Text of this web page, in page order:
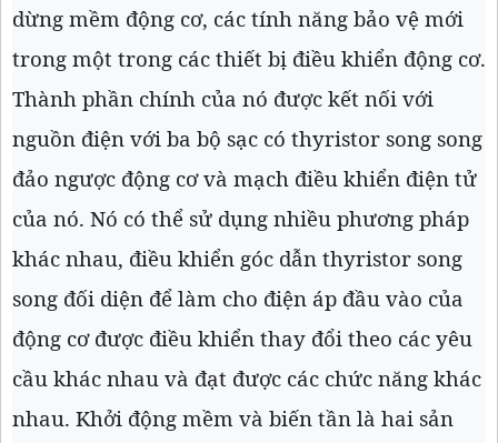
dừng mềm động cơ, các tính năng bảo vệ mới
trong một trong các thiết bị điều khiển động cơ.
Thành phần chính của nó được kết nối với
nguồn điện với ba bộ sạc có thyristor song song
đảo ngược động cơ và mạch điều khiển điện tử
của nó. Nó có thể sử dụng nhiều phương pháp
khác nhau, điều khiển góc dẫn thyristor song
song đối diện để làm cho điện áp đầu vào của
động cơ được điều khiển thay đổi theo các yêu
cầu khác nhau và đạt được các chức năng khác
nhau. Khởi động mềm và biến tần là hai sản